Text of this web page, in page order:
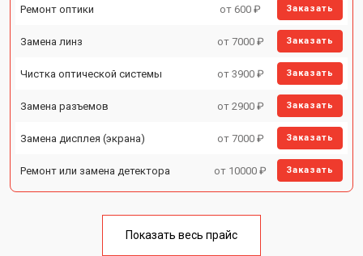
Ремонт оптики от 600 ₽ Заказать
Замена линз от 7000 ₽ Заказать
Чистка оптической системы от 3900 ₽ Заказать
Замена разъемов от 2900 ₽ Заказать
Замена дисплея (экрана) от 7000 ₽ Заказать
Ремонт или замена детектора от 10000 ₽ Заказать
Показать весь прайс